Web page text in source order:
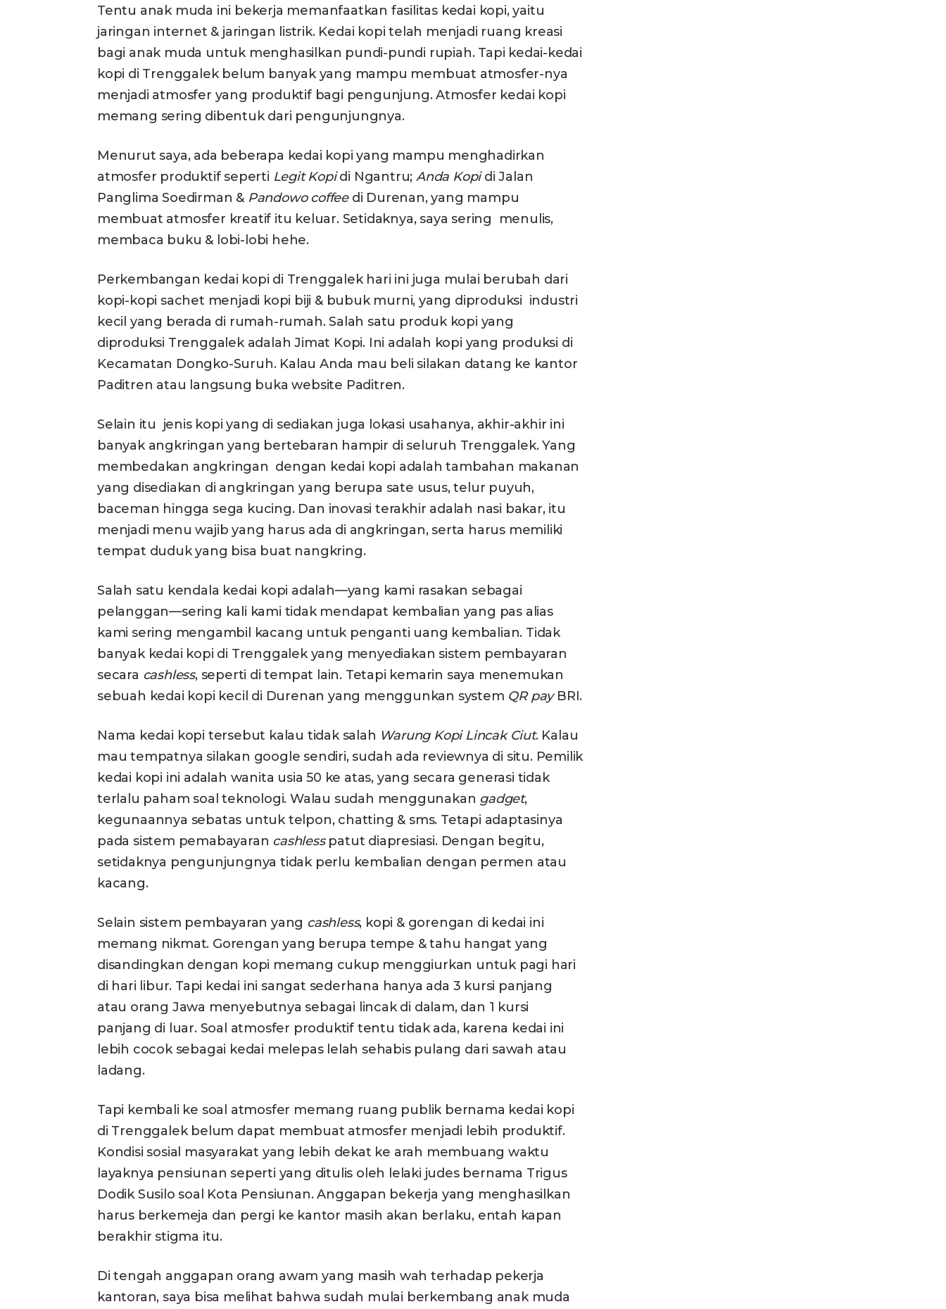
Tentu anak muda ini bekerja memanfaatkan fasilitas kedai kopi, yaitu
jaringan internet & jaringan listrik. Kedai kopi telah menjadi ruang kreasi
bagi anak muda untuk menghasilkan pundi-pundi rupiah. Tapi kedai-kedai
kopi di Trenggalek belum banyak yang mampu membuat atmosfer-nya
menjadi atmosfer yang produktif bagi pengunjung. Atmosfer kedai kopi
memang sering dibentuk dari pengunjungnya.
Menurut saya, ada beberapa kedai kopi yang mampu menghadirkan
atmosfer produktif seperti LegitKopidi Ngantru;Anda Kopidi Jalan
Panglima Soedirman & Pandowo coffeedi Durenan, yang mampu
membuat atmosfer kreatif itu keluar. Setidaknya, saya sering menulis,
membaca buku & lobi-lobi hehe.
Perkembangan kedai kopi di Trenggalek hari ini juga mulai berubah dari
kopi-kopi sachet menjadi kopi biji & bubuk murni, yang diproduksi industri
kecil yang berada di rumah-rumah. Salah satu produk kopi yang
diproduksi Trenggalek adalah Jimat Kopi. Ini adalah kopi yang produksi di
Kecamatan Dongko-Suruh. Kalau Anda mau beli silakan datang ke kantor
Paditren atau langsung buka website Paditren.
Selain itu jenis kopi yang di sediakan juga lokasi usahanya, akhir-akhir ini
banyak angkringan yang bertebaran hampir di seluruh Trenggalek. Yang
membedakan angkringan dengan kedai kopi adalah tambahan makanan
yang disediakan di angkringan yang berupa sate usus, telur puyuh,
baceman hingga sega kucing. Dan inovasi terakhir adalah nasi bakar, itu
menjadi menu wajib yang harus ada di angkringan, serta harus memiliki
tempat duduk yang bisa buat nangkring.
Salah satu kendala kedai kopi adalah—yang kami rasakan sebagai
pelanggan—sering kali kami tidak mendapat kembalian yang pas alias
kami sering mengambil kacang untuk penganti uang kembalian. Tidak
banyak kedai kopi di Trenggalek yang menyediakan sistem pembayaran
secara cashless, seperti di tempat lain. Tetapi kemarin saya menemukan
sebuah kedai kopi kecil di Durenan yang menggunkan system QR payBRI.
Nama kedai kopi tersebut kalau tidak salah Warung Kopi Lincak Ciut. Kalau
mau tempatnya silakan google sendiri, sudah ada reviewnya di situ. Pemilik
kedai kopi ini adalah wanita usia 50 ke atas, yang secara generasi tidak
terlalu paham soal teknologi. Walau sudah menggunakan gadget,
kegunaannya sebatas untuk telpon, chatting & sms. Tetapi adaptasinya
pada sistem pemabayaran cashlesspatut diapresiasi. Dengan begitu,
setidaknya pengunjungnya tidak perlu kembalian dengan permen atau
kacang.
Selain sistem pembayaran yang cashless, kopi & gorengan di kedai ini
memang nikmat. Gorengan yang berupa tempe & tahu hangat yang
disandingkan dengan kopi memang cukup menggiurkan untuk pagi hari
di hari libur. Tapi kedai ini sangat sederhana hanya ada 3 kursi panjang
atau orang Jawa menyebutnya sebagai lincak di dalam, dan 1 kursi
panjang di luar. Soal atmosfer produktif tentu tidak ada, karena kedai ini
lebih cocok sebagai kedai melepas lelah sehabis pulang dari sawah atau
ladang.
Tapi kembali ke soal atmosfer memang ruang publik bernama kedai kopi
di Trenggalek belum dapat membuat atmosfer menjadi lebih produktif.
Kondisi sosial masyarakat yang lebih dekat ke arah membuang waktu
layaknya pensiunan seperti yang ditulis oleh lelaki judes bernama Trigus
Dodik Susilo soal Kota Pensiunan. Anggapan bekerja yang menghasilkan
harus berkemeja dan pergi ke kantor masih akan berlaku, entah kapan
berakhir stigma itu.
Di tengah anggapan orang awam yang masih wah terhadap pekerja
kantoran, saya bisa melihat bahwa sudah mulai berkembang anak muda